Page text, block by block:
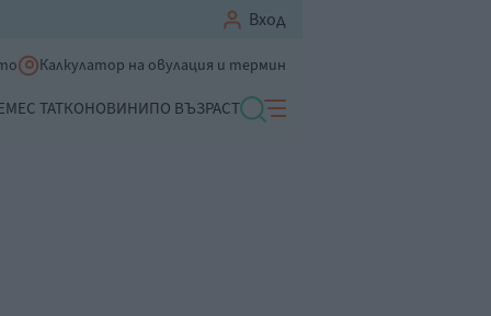
Вход
Калкулатор на овулация и термин
С ТАТКОНОВИНИПО ВЪЗРАСТ